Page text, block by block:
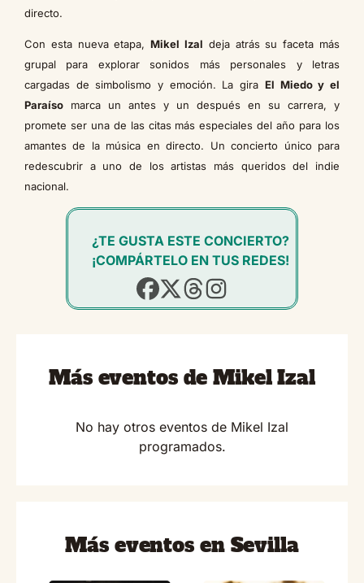
directo.
Con esta nueva etapa,Mikel Izal deja atrás su faceta más
grupal para explorar sonidos más personales y letras
cargadas de simbolismo y emoción. La gira El Miedo y el
Paraíso marca un antes y un después en su carrera, y
promete ser una de las citas más especiales del año para los
amantes de la música en directo. Un concierto único para
redescubrir a uno de los artistas más queridos del indie
nacional.
¿TE GUSTA ESTE CONCIERTO?
¡COMPÁRTELO EN TUS REDES!
Más eventos de Mikel Izal
No hay otros eventos de Mikel Izal
programados.
Más eventos en Sevilla